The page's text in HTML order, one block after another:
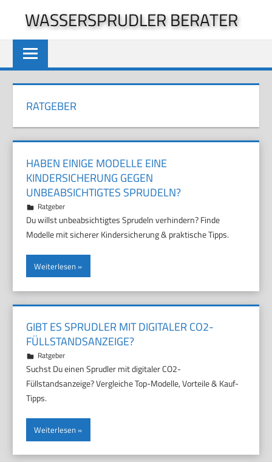
springen
WASSERSPRUDLER BERATER
RATGEBER
HABEN EINIGE MODELLE EINE
KINDERSICHERUNG GEGEN
UNBEABSICHTIGTES SPRUDELN?
31. Juli 2026
Marco
Ratgeber
Du willst unbeabsichtigtes Sprudeln verhindern? Finde
Modelle mit sicherer Kindersicherung & praktische Tipps.
Weiterlesen
GIBT ES SPRUDLER MIT DIGITALER CO2-
FÜLLSTANDSANZEIGE?
26. Juli 2026
Marco
Ratgeber
Suchst Du einen Sprudler mit digitaler CO2-
Füllstandsanzeige? Vergleiche Top-Modelle, Vorteile & Kauf-
Tipps.
Weiterlesen